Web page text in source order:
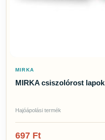
MIRKA
MIRKA csiszolórost lapok
Hajóápolási termék
697 Ft